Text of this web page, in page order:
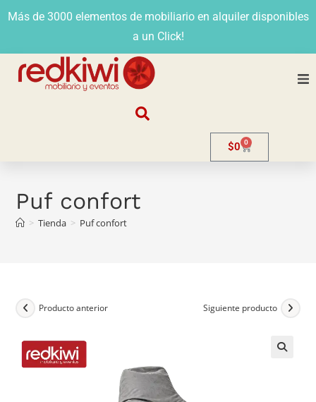
Más de 3000 elementos de mobiliario en alquiler disponibles
a un Click!
Contacto
$0 0
Puf confort
> Tienda > Puf confort
Producto anterior Siguiente producto